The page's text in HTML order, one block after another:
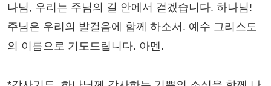
나님, 우리는 주님의 길 안에서 걷겠습니다. 하나님!
주님은 우리의 발걸음에 함께 하소서. 예수 그리스도
의 이름으로 기도드립니다. 아멘.